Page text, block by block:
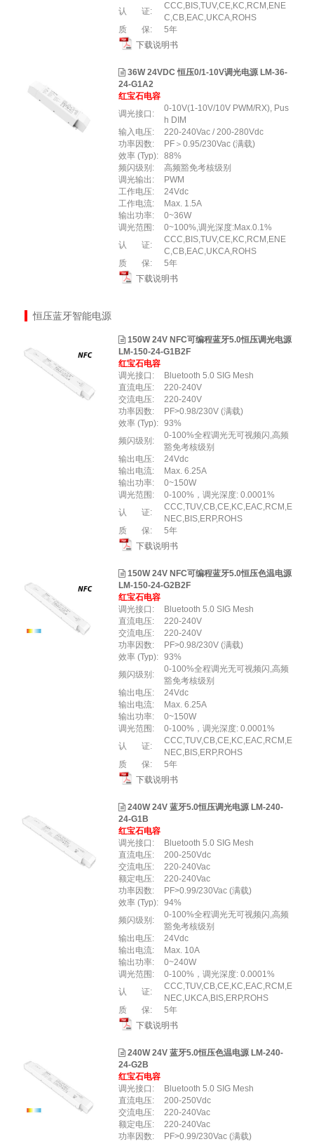
认 证:
CCC,BIS,TUV,CE,KC,RCM,ENE
C,CB,EAC,UKCA,ROHS
质 保:
5年
下载说明书
36W 24VDC 恒压0/1-10V调光电源 LM-36-
24-G1A2
红宝石电容
调光接口:
0-10V(1-10V/10V PWM/RX), Pus
h DIM
输入电压:
220-240Vac / 200-280Vdc
功率因数:
PF＞0.95/230Vac (满载)
效率 (Typ): 88%
频闪级别:
高频豁免考核级别
调光输出:
PWM
工作电压:
24Vdc
工作电流:
Max. 1.5A
输出功率:
0~36W
调光范围:
0~100%,调光深度:Max.0.1%
认 证:
CCC,BIS,TUV,CE,KC,RCM,ENE
C,CB,EAC,UKCA,ROHS
质 保:
5年
下载说明书
恒压蓝牙智能电源
150W 24V NFC可编程蓝牙5.0恒压调光电源
LM-150-24-G1B2F
红宝石电容
调光接口:
Bluetooth 5.0 SIG Mesh
直流电压:
220-240V
交流电压:
220-240V
功率因数:
PF>0.98/230V (满载)
效率 (Typ): 93%
频闪级别:
0-100%全程调光无可视频闪,高频
豁免考核级别
输出电压:
24Vdc
输出电流:
Max. 6.25A
输出功率:
0~150W
调光范围:
0-100%，调光深度: 0.0001%
认 证:
CCC,TUV,CB,CE,KC,EAC,RCM,E
NEC,BIS,ERP,ROHS
质 保:
5年
下载说明书
150W 24V NFC可编程蓝牙5.0恒压色温电源
LM-150-24-G2B2F
红宝石电容
调光接口:
Bluetooth 5.0 SIG Mesh
直流电压:
220-240V
交流电压:
220-240V
功率因数:
PF>0.98/230V (满载)
效率 (Typ): 93%
频闪级别:
0-100%全程调光无可视频闪,高频
豁免考核级别
输出电压:
24Vdc
输出电流:
Max. 6.25A
输出功率:
0~150W
调光范围:
0-100%，调光深度: 0.0001%
认 证:
CCC,TUV,CB,CE,KC,EAC,RCM,E
NEC,BIS,ERP,ROHS
质 保:
5年
下载说明书
240W 24V 蓝牙5.0恒压调光电源 LM-240-
24-G1B
红宝石电容
调光接口:
Bluetooth 5.0 SIG Mesh
直流电压:
200-250Vdc
交流电压:
220-240Vac
额定电压:
220-240Vac
功率因数:
PF>0.99/230Vac (满载)
效率 (Typ): 94%
频闪级别:
0-100%全程调光无可视频闪,高频
豁免考核级别
输出电压:
24Vdc
输出电流:
Max. 10A
输出功率:
0~240W
调光范围:
0-100%，调光深度: 0.0001%
认 证:
CCC,TUV,CB,CE,KC,EAC,RCM,E
NEC,UKCA,BIS,ERP,ROHS
质 保:
5年
下载说明书
240W 24V 蓝牙5.0恒压色温电源 LM-240-
24-G2B
红宝石电容
调光接口:
Bluetooth 5.0 SIG Mesh
直流电压:
200-250Vdc
交流电压:
220-240Vac
额定电压:
220-240Vac
功率因数:
PF>0.99/230Vac (满载)